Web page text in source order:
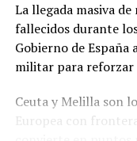
su continuidad.
La llegada masiva
fallecidos durante
Gobierno de España
militar para reforzar
Ceuta y Melilla son
Europea con